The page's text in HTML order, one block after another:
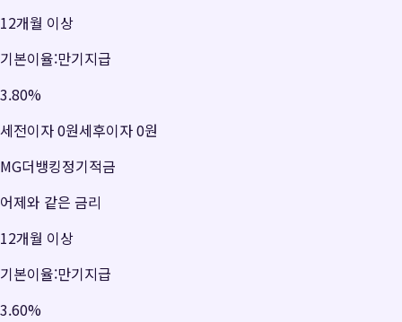
12개월 이상
기본이율:만기지급
3.80%
세전이자0원세후이자0원
MG더뱅킹정기적금
어제와 같은 금리
12개월 이상
기본이율:만기지급
3.60%